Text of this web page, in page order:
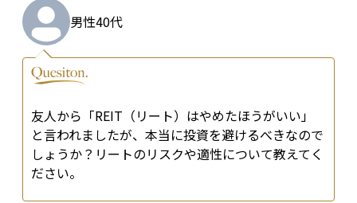
男性40代
友人から「REIT（リート）はやめたほうがいい」
と言われましたが、本当に投資を避けるべきなので
しょうか？リートのリスクや適性について教えてく
ださい。